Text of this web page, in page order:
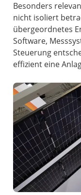
Besonders
nicht isoliert
übergeordnetes
Software,
Steuerung
effizient eine